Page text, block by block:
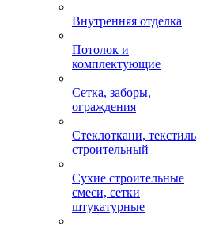
Внутренняя отделка
Потолок и
комплектующие
Сетка, заборы,
ограждения
Стеклоткани, текстиль
строительный
Сухие строительные
смеси, сетки
штукатурные